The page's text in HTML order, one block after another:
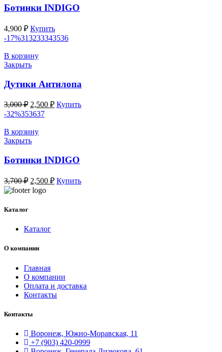
Ботинки INDIGO
4,900 ₽ Купить
-17%313233343536
В корзину
Закрыть
Дутики Антилопа
3,000₽ Первоначальная
цена
составляла
3,000 ₽.
2,500 ₽Текущая
цена:
Купить
-32%353637
В корзину
Закрыть
Ботинки INDIGO
3,700₽ Первоначальная
цена
составляла
2,500 ₽Текущая
цена:
Купить
Каталог
Каталог
О компании
Главная
О компании
Оплата и доставка
Контакты
Контакты
Воронеж, Южно-Моравская, 11
+7 (903) 420-0999